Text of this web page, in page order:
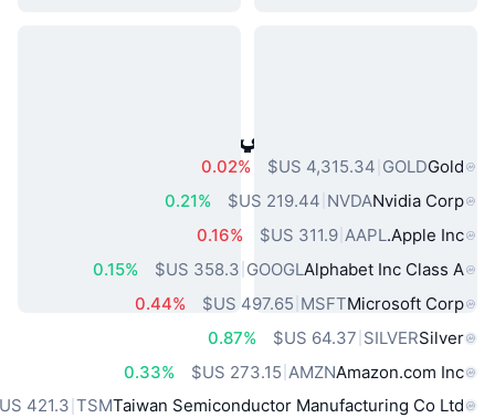
أصول العالم الحقيقي الشائعة
Gold
GOLD
0.02%
Nvidia Corp
NVDA
0.21%
Apple Inc.
AAPL
‏311.9 US$
0.16%
Alphabet Inc Class A
GOOGL
0.15%
Microsoft Corp
MSFT
0.44%
Silver
SILVER
0.87%
Amazon.com Inc
AMZN
0.33%
Taiwan Semiconductor Manufacturing Co Ltd
TSM